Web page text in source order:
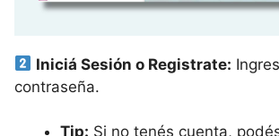
Iniciá Sesión o Registrate:
contraseña.
Tip: Si no tenés cuenta,